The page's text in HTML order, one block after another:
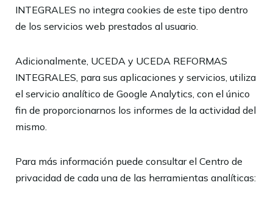
INTEGRALES no integra cookies de este tipo dentro
de los servicios web prestados al usuario.
Adicionalmente, UCEDA y UCEDA REFORMAS
INTEGRALES , para sus aplicaciones y servicios, utiliza
el servicio analítico de Google Analytics, con el único
fin de proporcionarnos los informes de la actividad del
mismo.
Para más información puede consultar el Centro de
privacidad de cada una de las herramientas analíticas: